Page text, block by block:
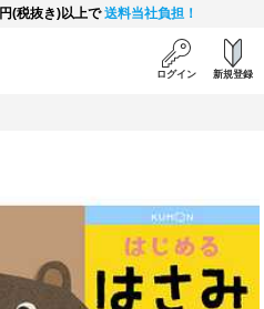
円(税抜き)以上で送料当社負担！
ログイン 新規登録